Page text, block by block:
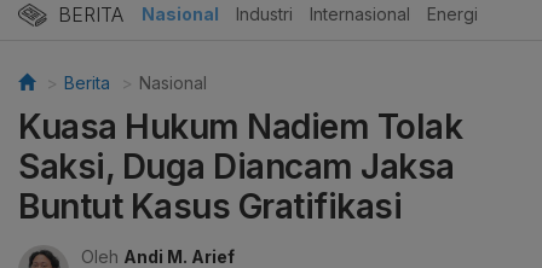
BERITA Nasional Industri Internasional Energi
Berita Nasional
Kuasa Hukum Nadiem Tolak
Saksi, Duga Diancam Jaksa
Buntut Kasus Gratifikasi
Oleh Andi M. Arief